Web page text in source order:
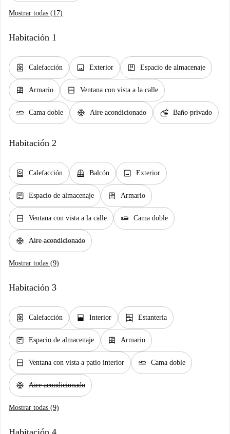
Mostrar todas (17)
Habitación 1
water_heater Calefacción image Exterior package Espacio de almacenaje
dresser Armario window_closed Ventana con vista a la calle
airline_seat_flat Cama doble ac_unit Aire acondicionado soap Baño privado
Habitación 2
water_heater Calefacción balcony Balcón image Exterior
package Espacio de almacenaje dresser Armario
window_closed Ventana con vista a la calle airline_seat_flat Cama doble
ac_unit Aire acondicionado
Mostrar todas (9)
Habitación 3
water_heater Calefacción window_open Interior shelves Estantería
package Espacio de almacenaje dresser Armario
window_closed Ventana con vista a patio interior airline_seat_flat Cama doble
ac_unit Aire acondicionado
Mostrar todas (9)
Habitación 4